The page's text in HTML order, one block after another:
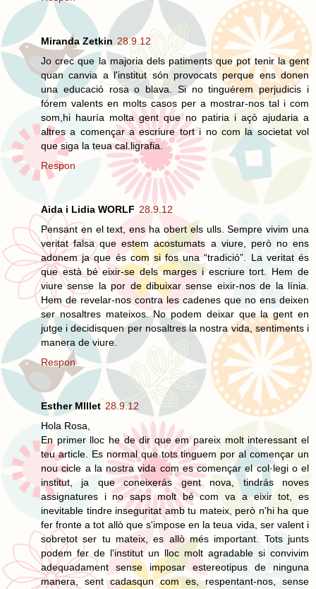
Miranda Zetkin 28.9.12
Jo crec que la majoria dels patiments que pot tenir la gent
quan canvia a l'institut són provocats perque ens donen
una educació rosa o blava. Si no tinguérem perjudicis i
fórem valents en molts casos per a mostrar-nos tal i com
som,hi hauría molta gent que no patiria i açò ajudaria a
altres a començar a escriure tort i no com la societat vol
que siga la teua cal.ligrafia.
Respon
Aida i Lidia WORLF 28.9.12
Pensant en el text, ens ha obert els ulls. Sempre vivim una
veritat falsa que estem acostumats a viure, però no ens
adonem ja que és com si fos una “tradició”. La veritat és
que està bé eixir-se dels marges i escriure tort. Hem de
viure sense la por de dibuixar sense eixir-nos de la línia.
Hem de revelar-nos contra les cadenes que no ens deixen
ser nosaltres mateixos. No podem deixar que la gent en
jutge i decidisquen per nosaltres la nostra vida, sentiments i
manera de viure.
Respon
Esther MIllet 28.9.12
Hola Rosa,
En primer lloc he de dir que em pareix molt interessant el
teu article. Es normal que tots tinguem por al començar un
nou cicle a la nostra vida com es començar el col·legi o el
institut, ja que coneixerás gent nova, tindrás noves
assignatures i no saps molt bé com va a eixir tot, es
inevitable tindre inseguritat amb tu mateix, però n'hi ha que
fer fronte a tot allò que s'impose en la teua vida, ser valent i
sobretot ser tu mateix, es allò més important. Tots junts
podem fer de l'institut un lloc molt agradable si convivim
adequadament sense imposar estereotipus de ninguna
manera, sent cadasqun com es, respentant-nos, sense